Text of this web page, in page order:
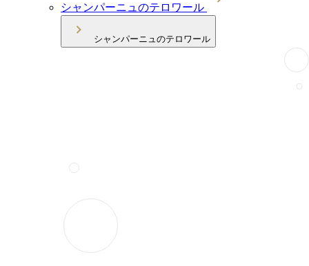
シャンパーニュのテロワール
シャンパーニュのテロワール